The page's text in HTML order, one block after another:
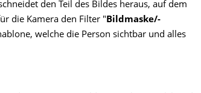
den Teil des Bildes heraus, auf dem
die Kamera den Filter "Bildmaske/-
welche die Person sichtbar und alles